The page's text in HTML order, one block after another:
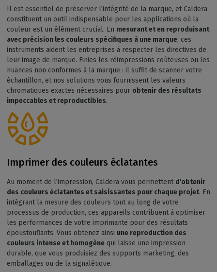
Il est essentiel de préserver l'intégrité de la marque, et Caldera
constituent un outil indispensable pour les applications où la
couleur est un élément crucial. En mesurant et en reproduisant
avec précision les couleurs spécifiques à une marque, ces
instruments aident les entreprises à respecter les directives de
leur image de marque. Finies les réimpressions coûteuses ou les
nuances non conformes à la marque : il suffit de scanner votre
échantillon, et nos solutions vous fournissent les valeurs
chromatiques exactes nécessaires pour obtenir des résultats
impeccables et reproductibles.
Imprimer des couleurs éclatantes
Au moment de l'impression, Caldera vous permettent d'obtenir
des couleurs éclatantes et saisissantes pour chaque projet. En
intégrant la mesure des couleurs tout au long de votre
processus de production, ces appareils contribuent à optimiser
les performances de votre imprimante pour des résultats
époustouflants. Vous obtenez ainsi une reproduction des
couleurs intense et homogène qui laisse une impression
durable, que vous produisiez des supports marketing, des
emballages ou de la signalétique.